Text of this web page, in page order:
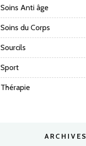
Soins Anti âge
Soins du Corps
Sourcils
Sport
Thérapie
ARCHIVES